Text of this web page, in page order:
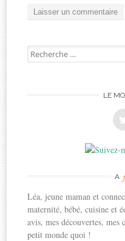
Recherche
pour:
LE
A
Léa, jeune maman et
maternité, bébé, cuisine et
avis, mes découvertes, mes
petit monde quoi !